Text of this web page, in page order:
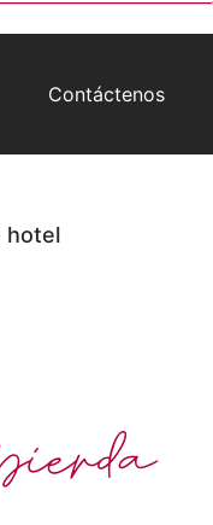
Contáctenos
hotel